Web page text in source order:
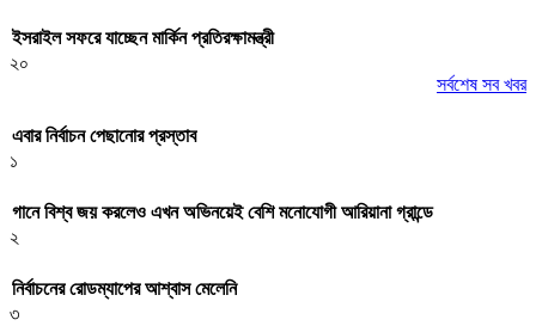
ইসরাইল সফরে যাচ্ছেন মার্কিন প্রতিরক্ষামন্ত্রী
২০
সর্বশেষ সব খবর
এবার নির্বাচন পেছানোর প্রস্তাব
১
গানে বিশ্ব জয় করলেও এখন অভিনয়েই বেশি মনোযোগী আরিয়ানা গ্রান্ডে
২
নির্বাচনের রোডম্যাপের আশ্বাস মেলেনি
৩